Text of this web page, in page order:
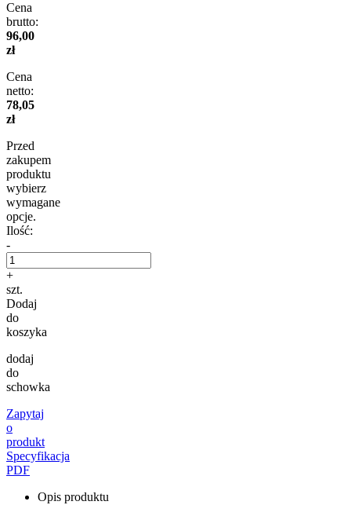
Cena
brutto:
96,00
zł
Cena
netto:
78,05
zł
Przed
zakupem
produktu
wybierz
wymagane
opcje.
Ilość:
-
+
szt.
Dodaj
do
koszyka
dodaj
do
schowka
Zapytaj
o
produkt
Specyfikacja
PDF
Opis produktu